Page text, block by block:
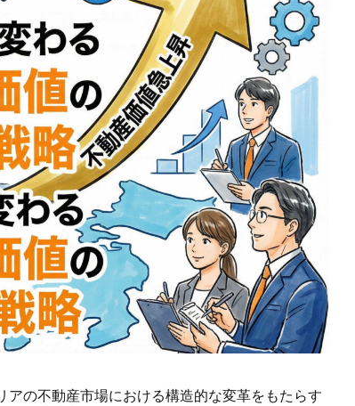
の不動産市場における構造的な変革をもたらす